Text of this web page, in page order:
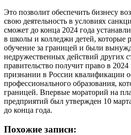
Это позволит обеспечить бизнесу
свою деятельность в условиях
сможет до конца 2024 года
в школы и колледжи детей, которые
обучение за границей и были
недружественных действий других
правительство получит право в 2024
признании в России квалификации
профессионального образования,
границей. Впервые мораторий на
предприятий был утвержден 10
до конца года.
Похожие записи: